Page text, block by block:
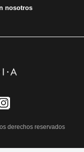
nosotros
derechos reservados